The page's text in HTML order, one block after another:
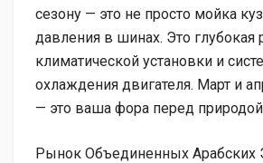
сезону — это не просто мойка
давления в шинах. Это глубокая
климатической установки и
охлаждения двигателя. Март и
— это ваша фора перед
Рынок Объединенных Арабских